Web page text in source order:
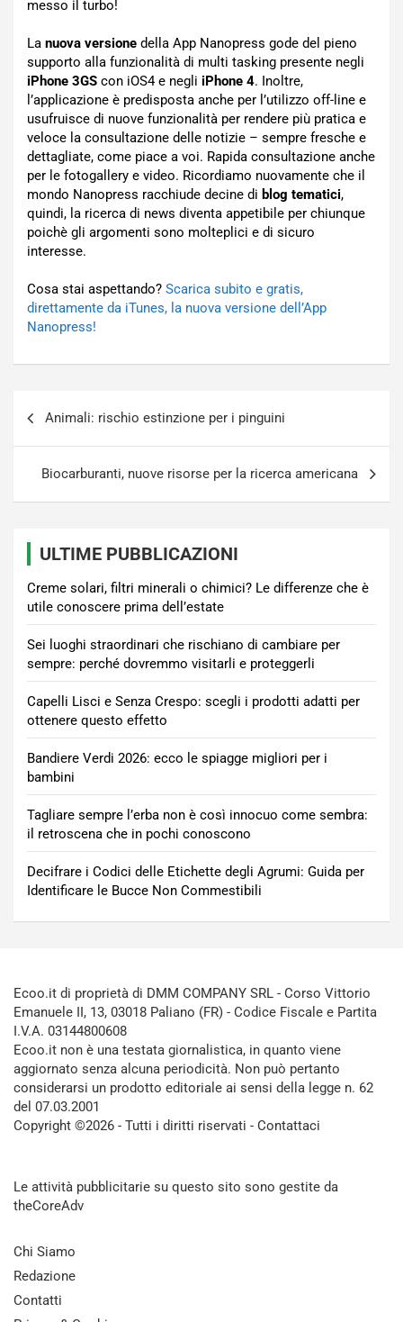
messo il turbo!
La nuova versione della App Nanopress gode del pieno
supporto alla funzionalità di multi tasking presente negli
iPhone 3GS con iOS4 e negli iPhone 4. Inoltre,
l’applicazione è predisposta anche per l’utilizzo off-line e
usufruisce di nuove funzionalità per rendere più pratica e
veloce la consultazione delle notizie – sempre fresche e
dettagliate, come piace a voi. Rapida consultazione anche
per le fotogallery e video. Ricordiamo nuovamente che il
mondo Nanopress racchiude decine di blog tematici,
quindi, la ricerca di news diventa appetibile per chiunque
poichè gli argomenti sono molteplici e di sicuro
interesse.
Cosa stai aspettando? Scarica subito e gratis,
direttamente da iTunes, la nuova versione dell’App
Nanopress!
Animali: rischio estinzione per i pinguini
Biocarburanti, nuove risorse per la ricerca americana
ULTIME PUBBLICAZIONI
Creme solari, filtri minerali o chimici? Le differenze che è
utile conoscere prima dell’estate
Sei luoghi straordinari che rischiano di cambiare per
sempre: perché dovremmo visitarli e proteggerli
Capelli Lisci e Senza Crespo: scegli i prodotti adatti per
ottenere questo effetto
Bandiere Verdi 2026: ecco le spiagge migliori per i
bambini
Tagliare sempre l’erba non è così innocuo come sembra:
il retroscena che in pochi conoscono
Decifrare i Codici delle Etichette degli Agrumi: Guida per
Identificare le Bucce Non Commestibili
Ecoo.it di proprietà di DMM COMPANY SRL - Corso Vittorio
Emanuele II, 13, 03018 Paliano (FR) - Codice Fiscale e Partita
I.V.A. 03144800608
Ecoo.it non è una testata giornalistica, in quanto viene
aggiornato senza alcuna periodicità. Non può pertanto
considerarsi un prodotto editoriale ai sensi della legge n. 62
del 07.03.2001
Copyright ©2026 - Tutti i diritti riservati - Contattaci
Le attività pubblicitarie su questo sito sono gestite da
theCoreAdv
Chi Siamo
Redazione
Contatti